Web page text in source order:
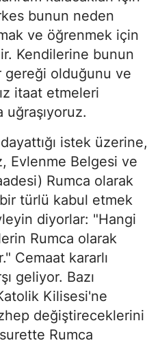
bunun neden
ve öğrenmek için
Kendilerine bunun
gereği oldu­ğunu ve
itaat etmeleri
istek üzerine,
Evlenme Belgesi ve
Rumca olarak
türlü kabul etmek
diyor­lar: "Hangi
Rumca olarak
Cemaat kararlı
geliyor. Bazı
Kilisesi'ne
değiştireceklerini
Rumca